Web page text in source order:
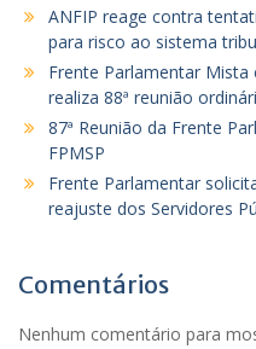
ANFIP reage contra
para risco ao sistema
Frente Parlamentar
realiza 88ª reunião
87ª Reunião da Frente
FPMSP
Frente Parlamentar
reajuste dos Servidores
Comentários
Nenhum comentário para